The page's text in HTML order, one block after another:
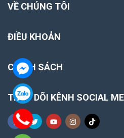
VỀ CHÚNG TÔI
ĐIỀU KHOẢN
CHÍNH SÁCH
THEO DÕI KÊNH SOCIAL